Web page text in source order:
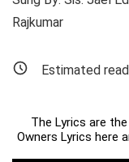
Rajkumar
Estimated
The Lyrics are
Owners Lyrics here